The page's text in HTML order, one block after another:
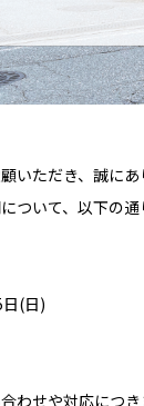
いただき、誠にあ
ついて、以下の通
(日)
わせや対応につき